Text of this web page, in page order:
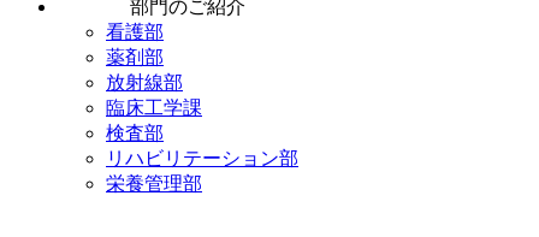
部門のご紹介
看護部
薬剤部
放射線部
臨床工学課
検査部
リハビリテーション部
栄養管理部